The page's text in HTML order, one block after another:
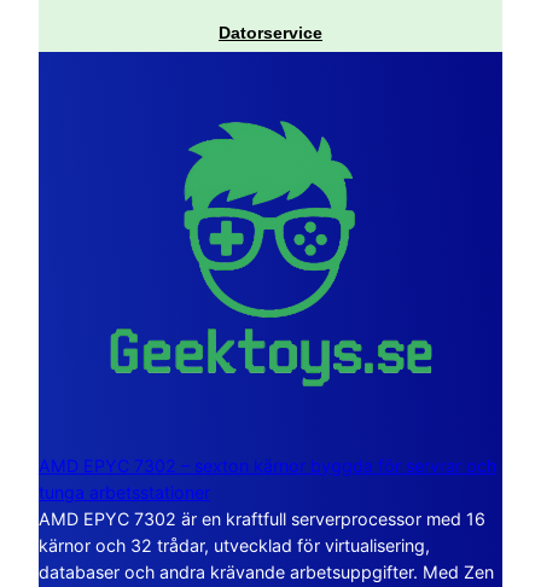
Datorservice
AMD EPYC 7302 – sexton kärnor byggda för servrar och
tunga arbetsstationer
AMD EPYC 7302 är en kraftfull serverprocessor med 16
kärnor och 32 trådar, utvecklad för virtualisering,
databaser och andra krävande arbetsuppgifter. Med Zen